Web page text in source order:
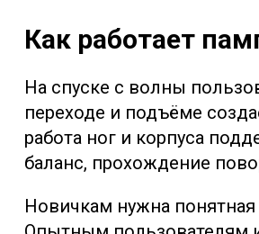
Как работает
На спуске с волны
переходе и подъёме
работа ног и корпуса
баланс, прохождение
Новичкам нужна